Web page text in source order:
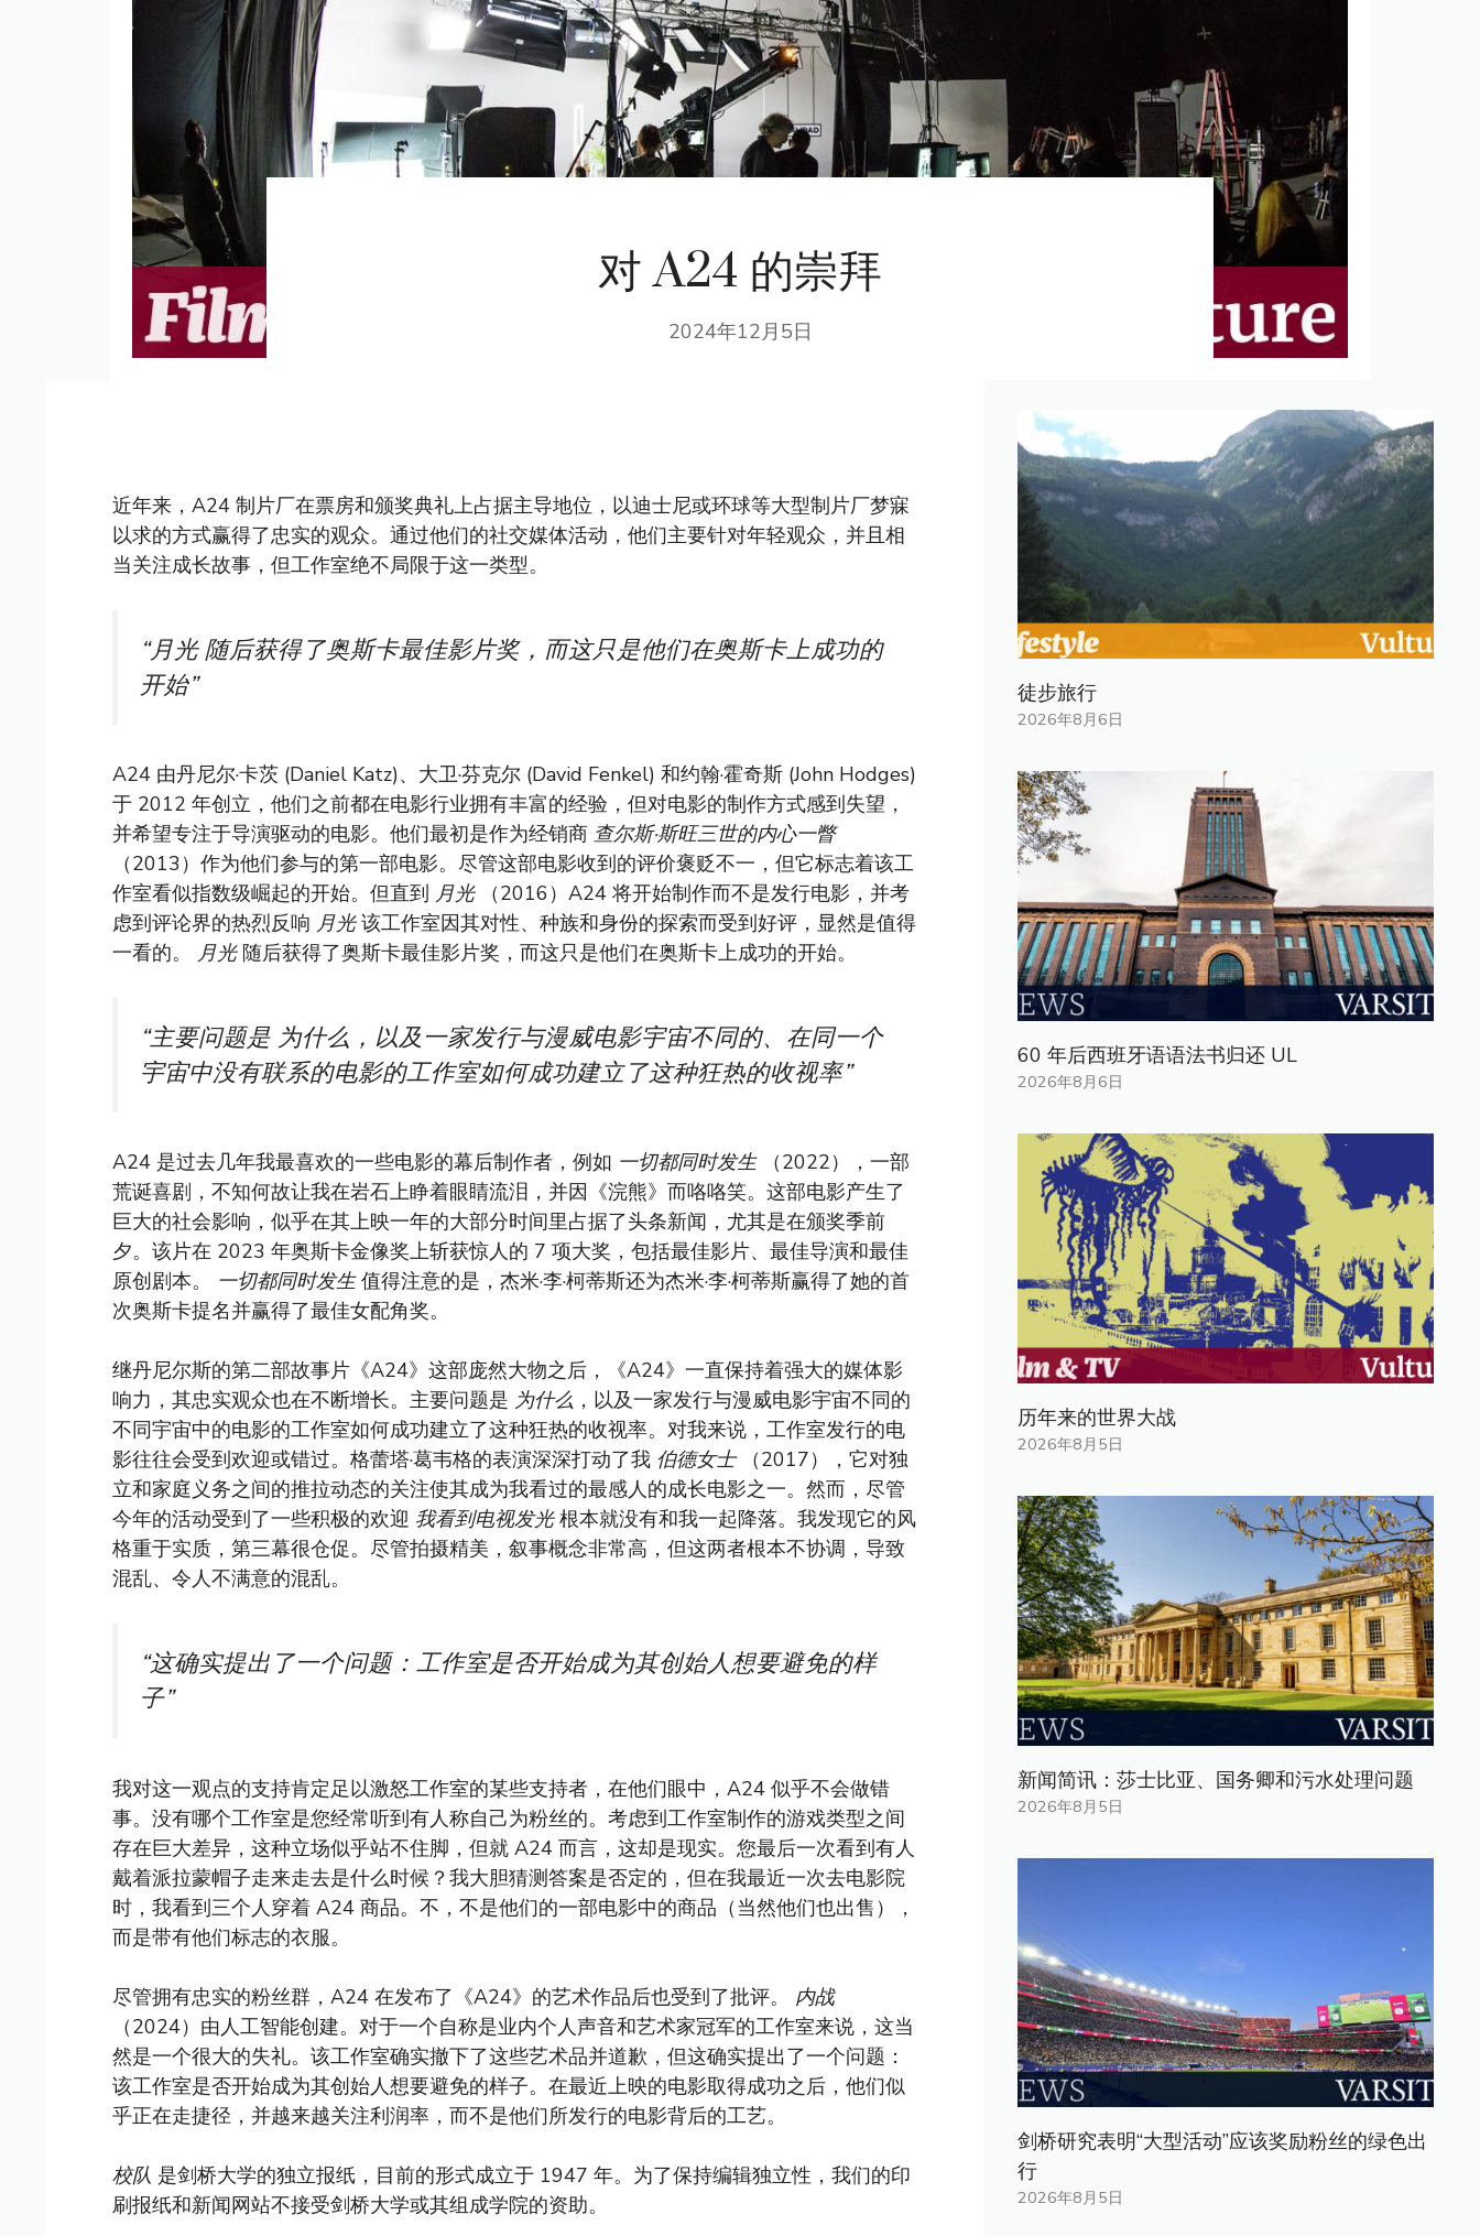
对 A24 的崇拜
2024年12月5日
近年来，A24 制片厂在票房和颁奖典礼上占据主导地位，以迪士尼或环球等大型制片厂梦寐
以求的方式赢得了忠实的观众。通过他们的社交媒体活动，他们主要针对年轻观众，并且相
当关注成长故事，但工作室绝不局限于这一类型。
“月光随后获得了奥斯卡最佳影片奖，而这只是他们在奥斯卡上成功的
开始”
A24 由丹尼尔·卡茨 (Daniel Katz)、大卫·芬克尔 (David Fenkel) 和约翰·霍奇斯 (John Hodges)
于 2012 年创立，他们之前都在电影行业拥有丰富的经验，但对电影的制作方式感到失望，
并希望专注于导演驱动的电影。他们最初是作为经销商 查尔斯·斯旺三世的内心一瞥
（2013）作为他们参与的第一部电影。尽管这部电影收到的评价褒贬不一，但它标志着该工
作室看似指数级崛起的开始。但直到 月光（2016）A24 将开始制作而不是发行电影，并考
虑到评论界的热烈反响 月光该工作室因其对性、种族和身份的探索而受到好评，显然是值得
一看的。 月光随后获得了奥斯卡最佳影片奖，而这只是他们在奥斯卡上成功的开始。
“主要问题是 为什么 ，以及一家发行与漫威电影宇宙不同的、在同一个
宇宙中没有联系的电影的工作室如何成功建立了这种狂热的收视率”
A24 是过去几年我最喜欢的一些电影的幕后制作者，例如 一切都同时发生
（2022），一部
荒诞喜剧，不知何故让我在岩石上睁着眼​​睛流泪，并因《浣熊》而咯咯笑。这部电影产生了
巨大的社会影响，似乎在其上映一年的大部分时间里占据了头条新闻，尤其是在颁奖季前
夕。该片在 2023 年奥斯卡金像奖上斩获惊人的 7 项大奖，包括最佳影片、最佳导演和最佳
原创剧本。 一切都同时发生值得注意的是，杰米·李·柯蒂斯还为杰米·李·柯蒂斯赢得了她的首
次奥斯卡提名并赢得了最佳女配角奖。
继丹尼尔斯的第二部故事片《A24》这部庞然大物之后，《A24》一直保持着强大的媒体影
响力，其忠实观众也在不断增长。主要问题是 为什么 ，以及一家发行与漫威电影宇宙不同的
不同宇宙中的电影的工作室如何成功建立了这种狂热的收视率。对我来说，工作室发行的电
影往往会受到欢迎或错过。格蕾塔·葛韦格的表演深深打动了我 伯德女士（2017），它对独
立和家庭义务之间的推拉动态的关注使其成为我看过的最感人的成长电影之一。然而，尽管
今年的活动受到了一些积极的欢迎 我看到电视发光根本就没有和我一起降落。我发现它的风
格重于实质，第三幕很仓促。尽管拍摄精美，叙事概念非常高，但这两者根本不协调，导致
混乱、令人不满意的混乱。
“这确实提出了一个问题：工作室是否开始成为其创始人想要避免的样
子”
我对这一观点的支持肯定足以激怒工作室的某些支持者，在他们眼中，A24 似乎不会做错
事。没有哪个工作室是您经常听到有人称自己为粉丝的。考虑到工作室制作的游戏类型之间
存在巨大差异，这种立场似乎站不住脚，但就 A24 而言，这却是现实。您最后一次看到有人
戴着派拉蒙帽子走来走去是什么时候？我大胆猜测答案是否定的，但在我最近一次去电影院
时，我看到三个人穿着 A24 商品。不，不是他们的一部电影中的商品（当然他们也出售），
而是带有他们标志的衣服。
尽管拥有忠实的粉丝群，A24 在发布了《A24》的艺术作品后也受到了批评。 内战
（2024）由人工智能创建。对于一个自称是业内个人声音和艺术家冠军的工作室来说，这当
然是一个很大的失礼。该工作室确实撤下了这些艺术品并道歉，但这确实提出了一个问题：
该工作室是否开始成为其创始人想要避免的样子。在最近上映的电影取得成功之后，他们似
乎正在走捷径，并越来越关注利润率，而不是他们所发行的电影背后的工艺。
校队 是剑桥大学的独立报纸，目前的形式成立于 1947 年。为了保持编辑独立性，我们的印
刷报纸和新闻网站不接受剑桥大学或其组成学院的资助。
徒步旅行
2026年8月6日
60 年后西班牙语语法书归还 UL
2026年8月6日
历年来的世界大战
2026年8月5日
新闻简讯：莎士比亚、国务卿和污水处理问题
2026年8月5日
剑桥研究表明“大型活动”应该奖励粉丝的绿色出
行
2026年8月5日